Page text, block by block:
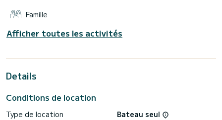
directement par SamBoat. Vous pouvez obtenir les meilleurs
Famille
Afficher toutes les activités
Details
Conditions de location
Type de location
Bateau seul